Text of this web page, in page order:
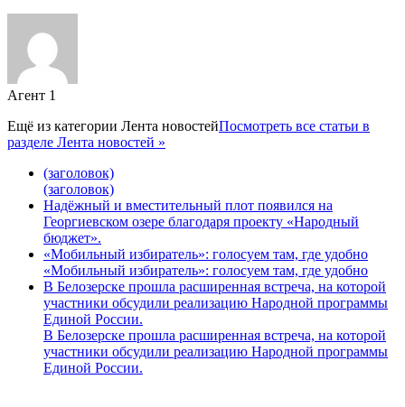
Агент 1
Ещё из категории Лента новостейПосмотреть все статьи в
разделе Лента новостей »
(заголовок)
(заголовок)
Надёжный и вместительный плот появился на
Георгиевском озере благодаря проекту «Народный
бюджет».
«Мобильный избиратель»: голосуем там, где удобно
«Мобильный избиратель»: голосуем там, где удобно
В Белозерске прошла расширенная встреча, на которой
участники обсудили реализацию Народной программы
Единой России.
В Белозерске прошла расширенная встреча, на которой
участники обсудили реализацию Народной программы
Единой России.